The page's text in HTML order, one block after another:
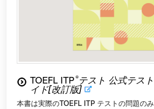
TOEFL ITP®テスト 公式テス
イド[改訂版]
本書は実際のTOEFL ITP テストの問題の